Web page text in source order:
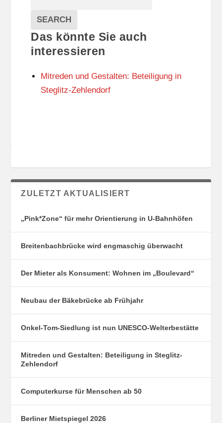
A
L
T
U
N
S
O
E
G
O
R
N
Veranstaltungen
SEARCH
Das könnte Sie auch
interessieren
Mitreden und Gestalten: Beteiligung in
Steglitz-Zehlendorf
ZULETZT AKTUALISIERT
„Pink*Zone“ für mehr Orientierung in U-Bahnhöfen
Breitenbachbrücke wird engmaschig überwacht
Der Mieter als Konsument: Wohnen im „Boulevard“
Neubau der Bäkebrücke ab Frühjahr
Onkel-Tom-Siedlung ist nun UNESCO-Welterbestätte
Mitreden und Gestalten: Beteiligung in Steglitz-
Zehlendorf
Computerkurse für Menschen ab 50
Berliner Mietspiegel 2026